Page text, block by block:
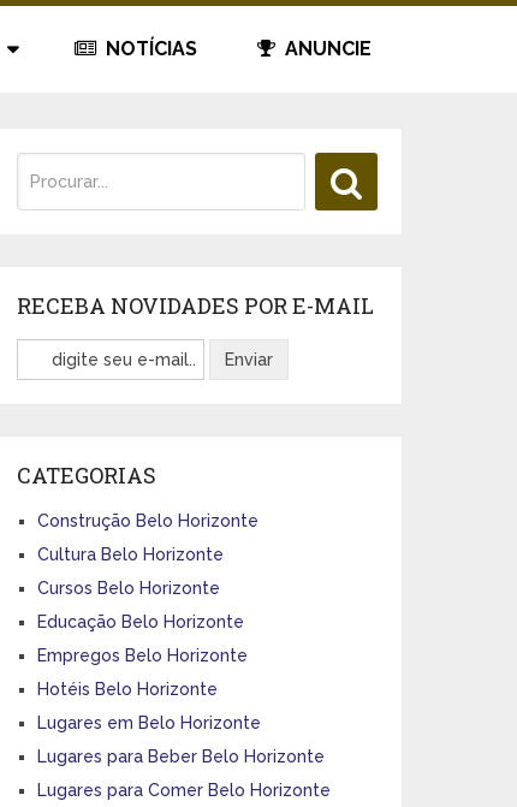
NOTÍCIAS ANUNCIE
RECEBA NOVIDADES POR E-MAIL
CATEGORIAS
Construção Belo Horizonte
Cultura Belo Horizonte
Cursos Belo Horizonte
Educação Belo Horizonte
Empregos Belo Horizonte
Hotéis Belo Horizonte
Lugares em Belo Horizonte
Lugares para Beber Belo Horizonte
Lugares para Comer Belo Horizonte